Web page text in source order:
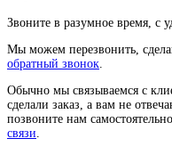
Звоните в разумное время, с
Мы можем перезвонить,
обратный звонок.
Обычно мы связываемся с
сделали заказ, а вам не
позвоните нам
связи.